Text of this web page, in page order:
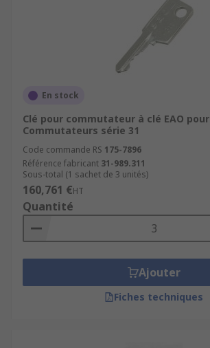
En stock
Clé pour commutateur à clé EAO pour
Commutateurs série 31
Code commande RS 175-7896
Référence fabricant 31-989.311
Sous-total (1 sachet de 3 unités)
160,761 €HT
Quantité
Ajouter
Fiches techniques